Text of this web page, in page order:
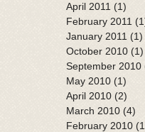
April 2011 (1)
February 2011
January 2011 (1)
October 2010 (1)
September 2010
May 2010 (1)
April 2010 (2)
March 2010 (4)
February 2010